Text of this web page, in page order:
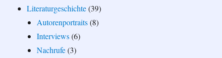
Literaturgeschichte(39)
Autorenportraits(8)
Interviews(6)
Nachrufe(3)